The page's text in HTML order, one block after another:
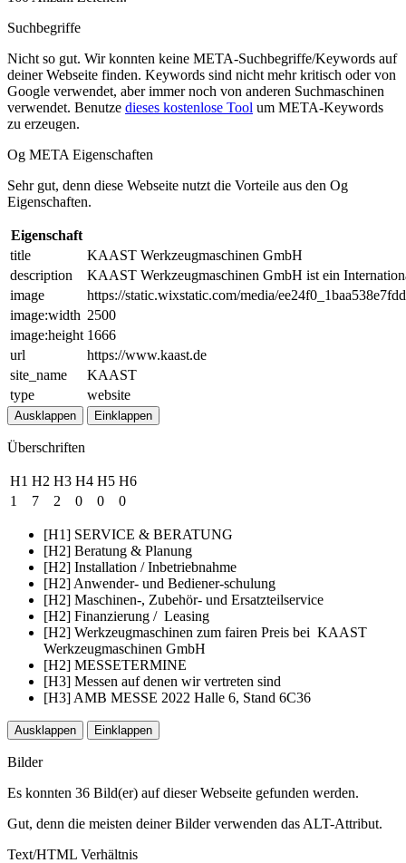
Suchbegriffe
Nicht so gut. Wir konnten keine META-Suchbegriffe/Keywords auf
deiner Webseite finden. Keywords sind nicht mehr kritisch oder von
Google verwendet, aber immer noch von anderen Suchmaschinen
verwendet. Benutze dieses kostenlose Tool um META-Keywords
zu erzeugen.
Og META Eigenschaften
Sehr gut, denn diese Webseite nutzt die Vorteile aus den Og
Eigenschaften.
Eigenschaft
title
KAAST Werkzeugmaschinen GmbH
description
KAAST Werkzeugmaschinen GmbH ist ein
image
https://static.wixstatic.com/media/
image:width 2500
image:height 1666
url
https://www.kaast.de
site_name
KAAST
type
website
Ausklappen Einklappen
Überschriften
H1 H2 H3 H4 H5 H6
1
7 2 0 0 0
[H1] SERVICE & BERATUNG
[H2] Beratung & Planung
[H2] Installation / Inbetriebnahme
[H2] Anwender- und Bediener-schulung
[H2] Maschinen-, Zubehör- und Ersatzteilservice
[H2] Finanzierung / Leasing
[H2] Werkzeugmaschinen zum fairen Preis bei KAAST
Werkzeugmaschinen GmbH
[H2] MESSETERMINE
[H3] Messen auf denen wir vertreten sind
[H3] AMB MESSE 2022 Halle 6, Stand 6C36
Ausklappen Einklappen
Bilder
Es konnten 36 Bild(er) auf dieser Webseite gefunden werden.
Gut, denn die meisten deiner Bilder verwenden das ALT-Attribut.
Text/HTML Verhältnis